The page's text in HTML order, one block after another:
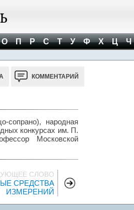
О П Р С Т У Ф Х Ц Ч
КОММЕНТАРИЙ
народная
конкурсах им. П.
Московской
СЛОВО
СРЕДСТВА
ИЗМЕРЕНИЙ